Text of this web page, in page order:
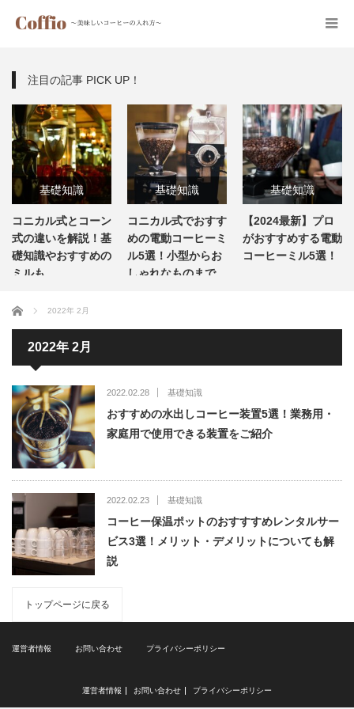
注目の記事 PICK UP！
基礎知識
コニカル式とコーン
式の違いを解説！基
礎知識やおすすめの
ミルも
基礎知識
コニカル式でおすす
めの電動コーヒーミ
ル5選！小型からお
しゃれなものまで
基礎知識
【2024最新】プロ
がおすすめする電動
コーヒーミル5選！
ホーム 2022年 2月
2022年 2月
2022.02.28 基礎知識
おすすめの水出しコーヒー装置5選！業務用・
家庭用で使用できる装置をご紹介
2022.02.23 基礎知識
コーヒー保温ポットのおすすすめレンタルサー
ビス3選！メリット・デメリットについても解
説
トップページに戻る
運営者情報 お問い合わせ プライバシーポリシー
運営者情報 お問い合わせ プライバシーポリシー